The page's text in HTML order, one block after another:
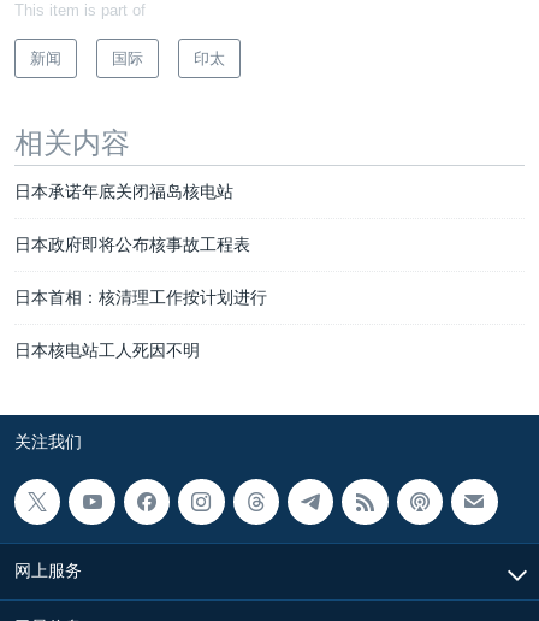
This item is part of
新闻 国际 印太
相关内容
日本承诺年底关闭福岛核电站
日本政府即将公布核事故工程表
日本首相：核清理工作按计划进行
日本核电站工人死因不明
关注我们
网上服务